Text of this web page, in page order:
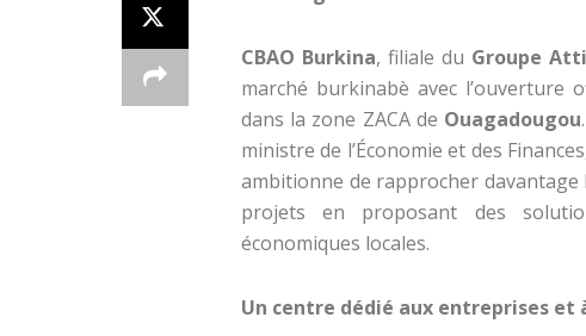
CBAO Burkina, filiale du Groupe
marché burkinabè avec l’ouverture
dans la zone ZACA de Ouagadougou
ministre de l’Économie et des
ambitionne de rapprocher
projets en proposant des
économiques locales.
Un centre dédié aux entreprises et